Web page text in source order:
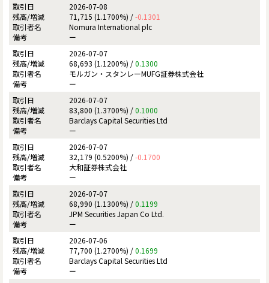
2026-07-08
71,715 (1.1700%) /-0.1301
Nomura International plc
ー
2026-07-07
68,693 (1.1200%) /0.1300
モルガン・スタンレーMUFG証券株式会社
ー
2026-07-07
83,800 (1.3700%) /0.1000
Barclays Capital Securities Ltd
ー
2026-07-07
32,179 (0.5200%) /-0.1700
大和証券株式会社
ー
2026-07-07
68,990 (1.1300%) /0.1199
JPM Securities Japan Co Ltd.
ー
2026-07-06
77,700 (1.2700%) /0.1699
Barclays Capital Securities Ltd
ー